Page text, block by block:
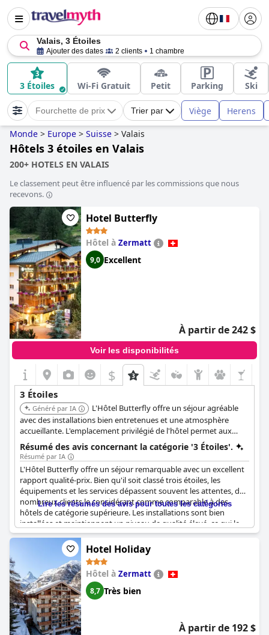
Valais, 3 Étoiles
Ajouter des dates 2 clients 1 chambre
3 Étoiles Wi-Fi Gratuit Petit Parking Ski
Fourchette de prix Trier par Viège Herens
Monde > Europe > Suisse > Valais
Hôtels 3 étoiles en Valais
200+ HOTELS EN VALAIS
Le classement peut être influencé par les commissions que nous
recevons.
Hotel Butterfly
Hôtel à Zermatt
9,0 Excellent
À partir de 242 $
Voir les disponibilités
$
3 Étoiles
Généré par IA
L'Hôtel Butterfly offre un séjour agréable
avec des installations bien entretenues et une atmosphère
accueillante. L'emplacement privilégié de l'hôtel permet aux
clients d'accéder facilement aux attractions locales et aux
restaurants.
Résumé des avis concernant la catégorie '3 Étoiles'.
Résumé par IA
L'Hôtel Butterfly offre un séjour remarquable avec un excellent
rapport qualité-prix. Bien qu'il soit classé trois étoiles, les
équipements et les services dépassent souvent les attentes, de
nombreux clients le considérant comme comparable à des
hôtels de catégorie supérieure. Les installations sont bien
installées et maintiennent un niveau de qualité élevé, ce qui le
rend confortable et d'une grande valeur pour son prix. Les
clients mentionnent fréquemment que l'hôtel répond, voire
dépasse, les normes typiques d'un trois étoiles, offrant un
service et des commodités comparables à ceux que l'on trouve
dans des établissements de catégorie supérieure. Dans
l'ensemble, l'établissement est à la hauteur, voire dépasse
souvent, l'expérience attendue pour un hôtel trois étoiles, ce qui
en fait un choix judicieux pour les voyageurs soucieux de leur
budget et à la recherche de qualité et de confort.
Lire les résumés des avis pour toutes les catégories
Hotel Holiday
Hôtel à Zermatt
8,7 Très bien
À partir de 192 $